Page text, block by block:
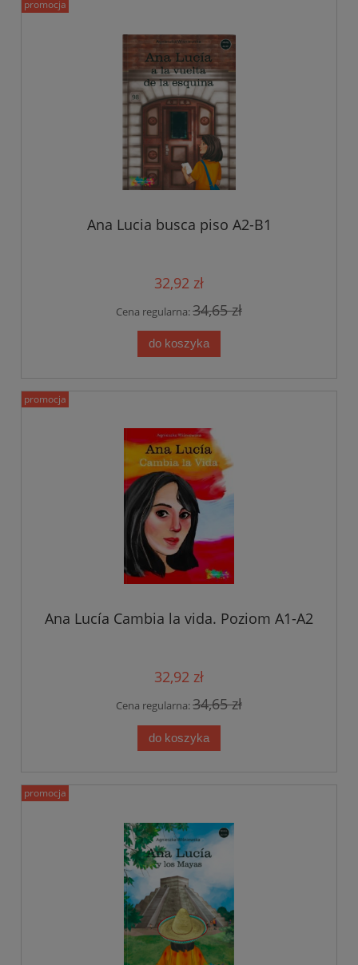
Ana Lucia busca piso A2-B1
32,92 zł
Cena regularna:34,65 zł
do koszyka
promocja
Ana Lucía Cambia la vida. Poziom A1-A2
32,92 zł
Cena regularna:34,65 zł
do koszyka
promocja
promocja